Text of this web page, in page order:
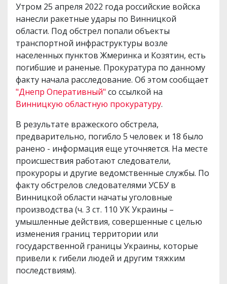
Утром 25 апреля 2022 года российские войска
нанесли ракетные удары по Винницкой
области. Под обстрел попали объекты
транспортной инфраструктуры возле
населенных пунктов Жмеринка и Козятин, есть
погибшие и раненые. Прокуратура по данному
факту начала расследование. Об этом сообщает
"Днепр Оперативный" со ссылкой на
Винницкую областную прокуратуру.
В результате вражеского обстрела,
предварительно, погибло 5 человек и 18 было
ранено - информация еще уточняется. На месте
происшествия работают следователи,
прокуроры и другие ведомственные службы. По
факту обстрелов следователями УСБУ в
Винницкой области начаты уголовные
производства (ч. 3 ст. 110 УК Украины –
умышленные действия, совершенные с целью
изменения границ территории или
государственной границы Украины, которые
привели к гибели людей и другим тяжким
последствиям).